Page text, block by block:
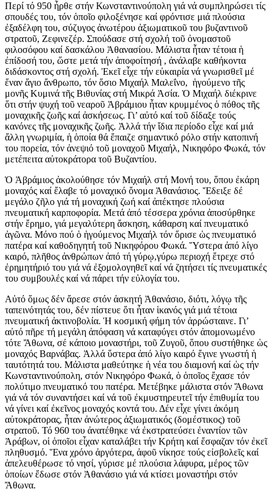
Περί τό 950 ἦρθε στήν Κωνσταντινούπολη γιά νά συμπληρώσει τίς
σπουδές του, τόν ὁποῖο φιλοξένησε καί φρόντισε μιά πλούσια
ἐξαδέλφη του, σύζυγος ἀνωτέρου ἀξιωματικοῦ του βυζαντινοῦ
στρατοῦ, Ζεφινεζέρ. Σπούδασε στή σχολή τοῦ ὀνομαστοῦ
φιλοσόφου καί δασκάλου Ἀθανασίου. Μάλιστα ἦταν τέτοια ἡ
ἐπίδοσή του, ὥστε μετά τήν ἀποφοίτησή , ἀνάλαβε καθήκοντα
διδάσκοντος στή σχολή. Ἐκεῖ εἶχε τήν εὐκαιρία νά γνωρισθεῖ μέ
ἕναν ἅγιο ἄνθρωπο, τόν ὅσιο Μιχαήλ Μαλεΐνο, ἡγούμενο τῆς
μονῆς Κυμινά τῆς Βιθυνίας στή Μικρά Ἀσία. Ὁ Μιχαήλ διέκρινε
ὅτι στήν ψυχή τοῦ νεαροῦ Ἀβράμιου ἦταν κρυμμένος ὁ πόθος τῆς
μοναχικῆς ζωῆς καί ἀσκήσεως. Γι’ αὐτό καί τοῦ δίδαξε τούς
κανόνες τῆς μοναχικῆς ζωῆς. Ἀλλά τήν ἴδια περίοδο εἶχε καί μιά
ἄλλη γνωριμία, ἡ ὁποία θά ἔπαιζε σημαντικό ρόλο στήν κατοπινή
του πορεία, τόν ἀνεψιό τοῦ μοναχοῦ Μιχαήλ, Νικηφόρο Φωκά, τόν
μετέπειτα αὐτοκράτορα τοῦ Βυζαντίου.
Ὁ Ἀβράμιος ἀκολούθησε τόν Μιχαήλ στή Μονή του, ὅπου ἐκάρη
μοναχός καί ἔλαβε τό μοναχικό ὄνομα Ἀθανάσιος. Ἔδειξε δέ
μεγάλο ζῆλο γιά τή μοναχική ζωή καί ἀπέκτησε πλούσια
πνευματική καρποφορία. Μετά ἀπό τέσσερα χρόνια ἀποσύρθηκε
στήν ἔρημο, γιά μεγαλύτερη ἄσκηση, κάθαρση καί πνευματικό
ἀγῶνα. Μόνο πού ὁ ἡγούμενος Μιχαήλ τόν ὅρισε ὡς πνευματικό
πατέρα καί καθοδηγητή τοῦ Νικηφόρου Φωκά. Ὕστερα ἀπό λίγο
καιρό, πλῆθος ἀνθρώπων ἀπό τή γύρῳ,γύρω περιοχή ἔτρεχε στό
ἐρημητήριό του γιά νά ἐξομολογηθεῖ καί νά ζητήσει τίς πνευματικές
του συμβουλές καί νά πάρει τήν εὐλογία του.
Αὐτό ὅμως δέν ἄρεσε στόν ἀσκητή Ἀθανάσιο, διότι, λόγῳ τῆς
ταπεινότητάς του, δέν πίστευε ὅτι ἦταν ἱκανός γιά μιά τέτοια
πνευματική ἀκτινοβολία. Ἡ κοσμική φήμη τόν ἀρρώσταινε. Γι’
αὐτό πῆρε τή μεγάλη ἀπόφαση νά καταφύγει στόν ἀπομονωμένο
τότε Ἄθωνα, σέ κάποιο μοναστήρι, τοῦ Ζυγοῦ, ὅπου συστήθηκε ὡς
μοναχός Βαρνάβας. Ἀλλά ὕστερα ἀπό λίγο καιρό ἔγινε γνωστή ἡ
ταυτότητά του. Μάλιστα μαθεύτηκε ἡ νέα του διαμονή καί ὡς τήν
Κωνσταντινούπολη, στόν Νικηφόρο Φωκά, ὁ ὁποῖος ἔχασε τόν
πολύτιμο πνευματικό του πατέρα. Μετέβηκε μάλιστα στόν Ἄθωνα
γιά νά τόν συναντήσει καί νά τοῦ ἐκμυστηρευτεῖ τήν ἐπιθυμία του
νά γίνει καί ἐκεῖνος μοναχός κοντά του. Δέν εἶχε γίνει ἀκόμη
αὐτοκράτορας, ἦταν ἀνώτερος ἀξιωματικός (δομέστικος) τοῦ
στρατοῦ. Τό 960 του ἀνατέθηκε νά ἐκστρατεύσει ἐναντίον τῶν
Ἀράβων, οἱ ὁποῖοι εἶχαν καταλάβει τήν Κρήτη καί ἔσφαζαν τόν ἐκεῖ
πληθυσμό. Ἕνα χρόνο ἀργότερα, ἀφοῦ νίκησε τούς εἰσβολεῖς καί
ἀπελευθέρωσε τό νησί, γύρισε μέ πλούσια λάφυρα, μέρος τῶν
ὁποίων ἔδωσε στόν Ἀθανάσιο γιά νά κτίσει μοναστήρι στόν
Ἄθωνα.